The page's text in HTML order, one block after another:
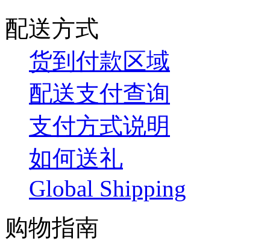
配送方式
货到付款区域
配送支付查询
支付方式说明
如何送礼
Global Shipping
购物指南